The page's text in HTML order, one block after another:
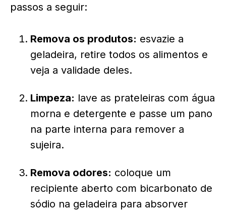
passos a seguir:
Remova os produtos: esvazie a
geladeira, retire todos os alimentos e
veja a validade deles.
Limpeza: lave as prateleiras com água
morna e detergente e passe um pano
na parte interna para remover a
sujeira.
Remova odores: coloque um
recipiente aberto com bicarbonato de
sódio na geladeira para absorver